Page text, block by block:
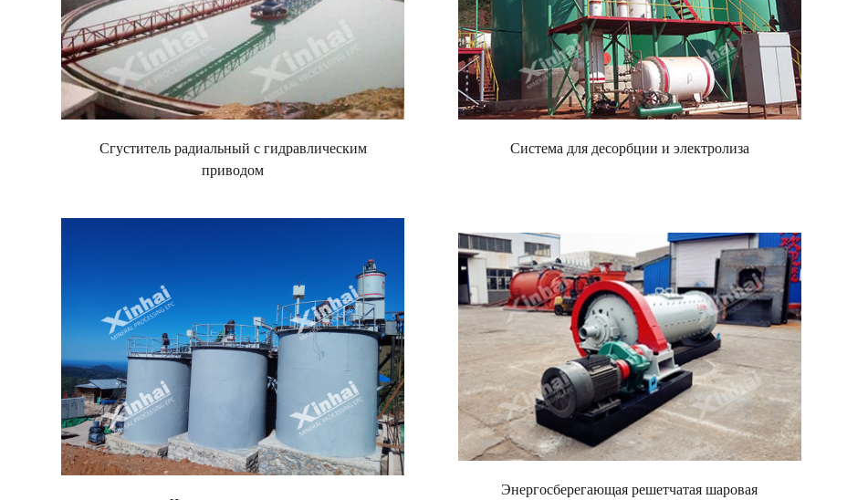
Сгуститель радиальный с гидравлическим
приводом
Система для десорбции и электролиза
Энергосберегающая решетчатая шаровая